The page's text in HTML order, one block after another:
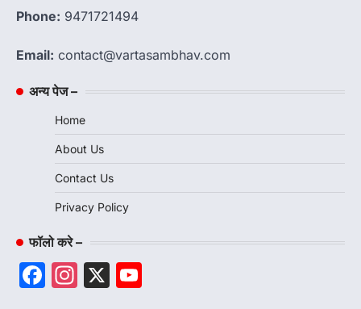
Phone: 9471721494
Email: contact@vartasambhav.com
अन्य पेज –
Home
About Us
Contact Us
Privacy Policy
फॉलो करे –
Facebook
Instagram
X